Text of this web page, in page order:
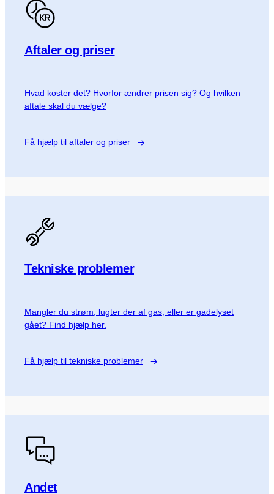
Aftaler og priser
Hvad koster det? Hvorfor ændrer prisen sig? Og hvilken
aftale skal du vælge?
Få hjælp til aftaler og priser
Tekniske problemer
Mangler du strøm, lugter der af gas, eller er gadelyset
gået? Find hjælp her.
Få hjælp til tekniske problemer
Andet